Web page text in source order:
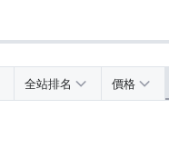
全站排名 價格